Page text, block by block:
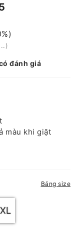
đánh giá
màu khi giặt
Bảng size